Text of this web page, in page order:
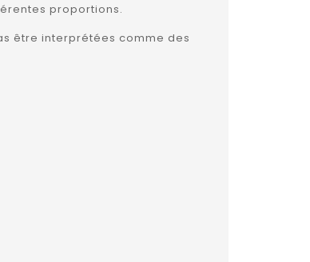
proportions.
être interprétées comme des